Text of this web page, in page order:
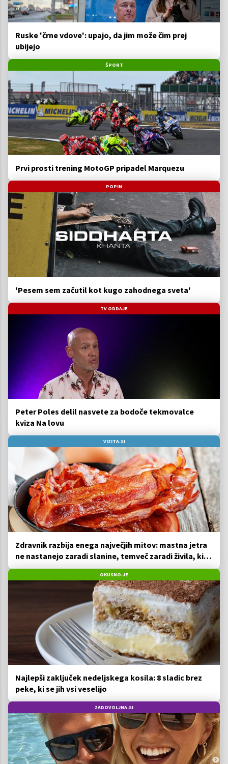
Ruske 'črne vdove': upajo, da jim može čim prej
ubijejo
ŠPORT
Prvi prosti trening MotoGP pripadel Marquezu
POPIN
'Pesem sem začutil kot kugo zahodnega sveta'
TV ODDAJE
Peter Poles delil nasvete za bodoče tekmovalce
kviza Na lovu
VIZITA.SI
Zdravnik razbija enega največjih mitov: mastna jetra
ne nastanejo zaradi slanine, temveč zaradi živila, ki
ga imamo vsi radi
OKUSNO.JE
Najlepši zaključek nedeljskega kosila: 8 sladic brez
peke, ki se jih vsi veselijo
ZADOVOLJNA.SI